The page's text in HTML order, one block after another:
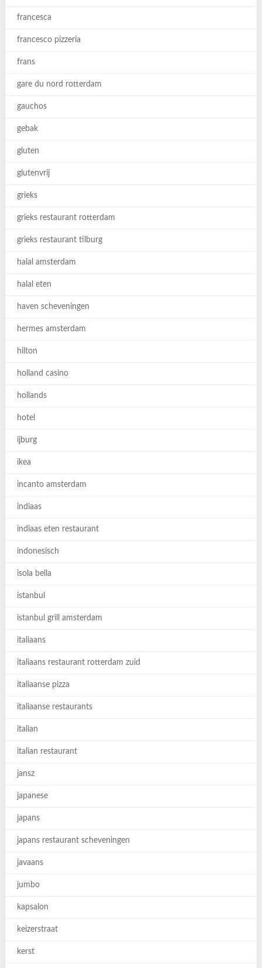
francesca
francesco pizzeria
frans
gare du nord rotterdam
gauchos
gebak
gluten
glutenvrij
grieks
grieks restaurant rotterdam
grieks restaurant tilburg
halal amsterdam
halal eten
haven scheveningen
hermes amsterdam
hilton
holland casino
hollands
hotel
ijburg
ikea
incanto amsterdam
indiaas
indiaas eten restaurant
indonesisch
isola bella
istanbul
istanbul grill amsterdam
italiaans
italiaans restaurant rotterdam zuid
italiaanse pizza
italiaanse restaurants
italian
italian restaurant
jansz
japanese
japans
japans restaurant scheveningen
javaans
jumbo
kapsalon
keizerstraat
kerst